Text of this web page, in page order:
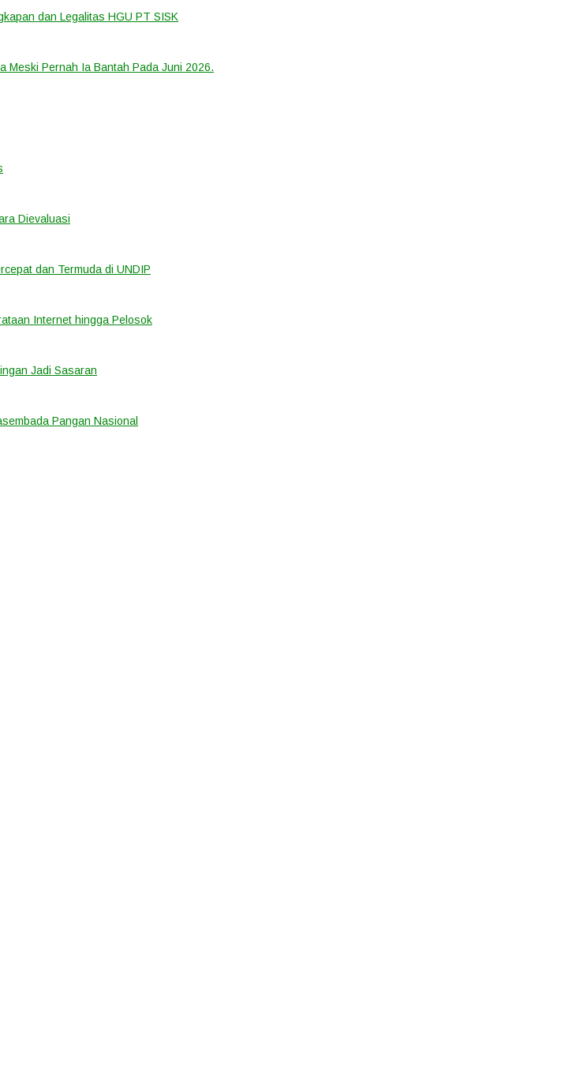
dan Legalitas HGU PT SISK
Meski Pernah Ia Bantah Pada Juni 2026.
Dievaluasi
dan Termuda di UNDIP
Internet hingga Pelosok
Jadi Sasaran
Pangan Nasional